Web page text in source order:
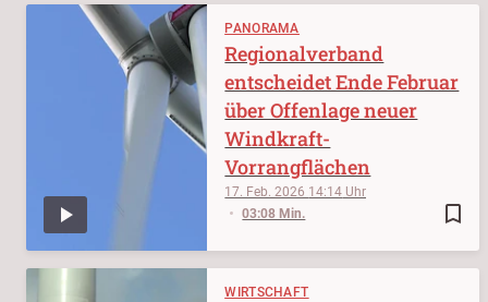
PANORAMA
bookmark_border
17. Feb. 2026 14:14
03:08 Min.
Regionalverband
entscheidet Ende Februar
über Offenlage neuer
Windkraft-
Vorrangflächen
WIRTSCHAFT